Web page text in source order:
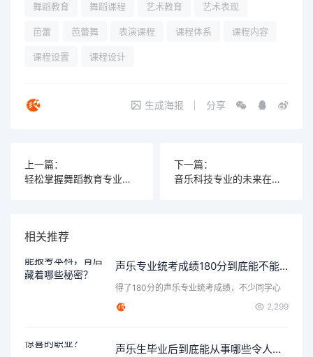
舞蹈教育 舞蹈课程 艺术教育 艺术表现
芭蕾 芭蕾舞 表演课程 课程体系 课程内容
课程设置 课程设计
生成海报 分享
上一篇：
轻松掌握舞蹈教育专业大学课程，开启你的艺术教育新篇章！
下一篇：
音乐科技专业的未来在哪里？2025年你可能会感到惊讶！
相关推荐
声乐专业统考成绩180分到底能不能报考本科，背后藏着哪些秘密？
得了180分的声乐专业统考成绩，不少同学心
里都会打个问号：这…
2,299
声乐生毕业后到底能从事哪些令人惊喜的职业？